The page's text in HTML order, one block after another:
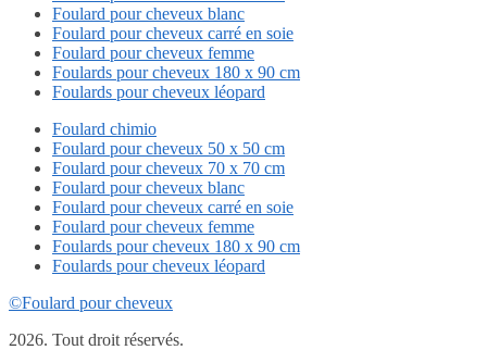
Foulard pour cheveux blanc
Foulard pour cheveux carré en soie
Foulard pour cheveux femme
Foulards pour cheveux 180 x 90 cm
Foulards pour cheveux léopard
Foulard chimio
Foulard pour cheveux 50 x 50 cm
Foulard pour cheveux 70 x 70 cm
Foulard pour cheveux blanc
Foulard pour cheveux carré en soie
Foulard pour cheveux femme
Foulards pour cheveux 180 x 90 cm
Foulards pour cheveux léopard
©Foulard pour cheveux
2026. Tout droit réservés.